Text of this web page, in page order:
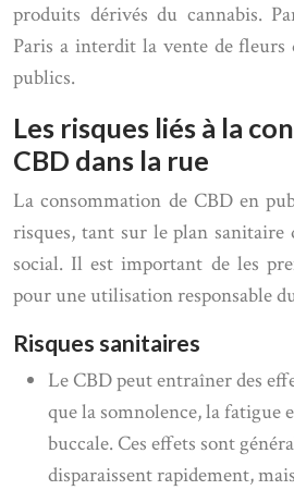
produits dérivés du cannabis.
Paris a interdit la vente de fleurs
publics.
Les risques liés à la
CBD dans la rue
La consommation de CBD en
risques, tant sur le plan sanitaire
social. Il est important de les
pour une utilisation responsable
Risques sanitaires
Le CBD peut entraîner des
que la somnolence, la fatigue
buccale. Ces effets sont
disparaissent rapidement,